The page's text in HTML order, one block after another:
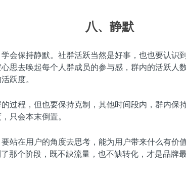
八、 静默
会保持静默。社群活跃当然是好事，也也要认
思去唤起每个人群成员的参与感，群内的活跃
跃度。
过程，但也要保持克制，其他时间段内，群内
只会本末倒置。
站在用户的角度去思考，能为用户带来什么有价
个阶段，既不缺流量，也不缺转化，才是品牌最